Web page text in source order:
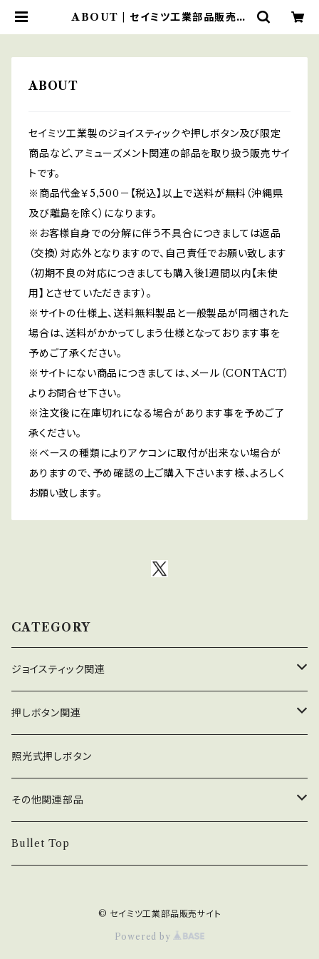
ABOUT | セイミツ工業部品販売サ
ABOUT
セイミツ工業製のジョイスティックや押しボタン及び限定
商品など、アミューズメント関連の部品を取り扱う販売サイ
トです。
※商品代金￥5,500－【税込】以上で送料が無料（沖縄県
及び離島を除く）になります。
※お客様自身での分解に伴う不具合につきましては返品
（交換）対応外となりますので、自己責任でお願い致します
（初期不良の対応につきましても購入後1週間以内【未使
用】とさせていただきます）。
※サイトの仕様上、送料無料製品と一般製品が同梱された
場合は、送料がかかってしまう仕様となっております事を
予めご了承ください。
※サイトにない商品につきましては、メール（CONTACT）
よりお問合せ下さい。
※注文後に在庫切れになる場合があります事を予めご了
承ください。
※ベースの種類によりアケコンに取付が出来ない場合が
ありますので、予め確認の上ご購入下さいます様、よろしく
お願い致します。
CATEGORY
ジョイスティック関連
ジョイスティック本体
コネクタ接続型
ファストン端子型
ジョイスティック関連部品
レバーボール
単品部品（ジョイスティック）
NOBIモデル関連
押しボタン関連
押しボタン_30φ
30φ_ネジ式
30φ_差込式
押しボタン_24φ
24φ_ネジ式
単品部品（押しボタン）
照光式押しボタン
その他関連部品
電子部品
Bullet Top
© セイミツ工業部品販売サイト
Powered by